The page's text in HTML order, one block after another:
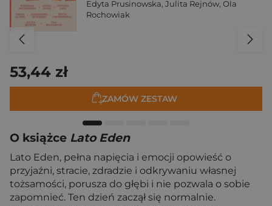
Edyta Prusinowska, Julita Rejnów, Ola
Rochowiak
53,44 zł
ZAMÓW ZESTAW
O książce Lato Eden
Lato Eden, pełna napięcia i emocji opowieść o
przyjaźni, stracie, zdradzie i odkrywaniu własnej
tożsamości, porusza do głębi i nie pozwala o sobie
zapomnieć. Ten dzień zaczął się normalnie.